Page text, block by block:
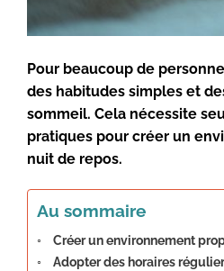
Pour beaucoup de
des habitudes simples et
sommeil. Cela nécessite
pratiques pour créer un
nuit de repos.
Au sommaire
Créer un environnement
Adopter des horaires